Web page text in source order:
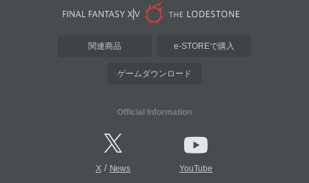
関連商品 e-STOREで購入
ゲームダウンロード
Official Information
X/ News YouTube